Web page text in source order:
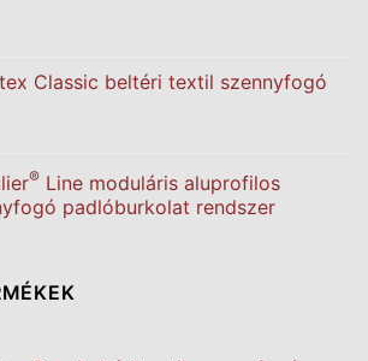
Classic beltéri textil szennyfogó
® Line moduláris aluprofilos
padlóburkolat rendszer